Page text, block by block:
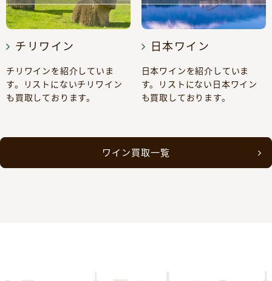
チリワイン
チリワインを紹介していま
す。リストにないチリワイン
も買取しております。
日本ワイン
日本ワインを紹介していま
す。リストにない日本ワイン
も買取しております。
ワイン買取一覧